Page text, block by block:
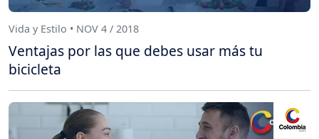
Vida y Estilo • NOV 4 / 2018
Ventajas por las que debes usar más tu
bicicleta